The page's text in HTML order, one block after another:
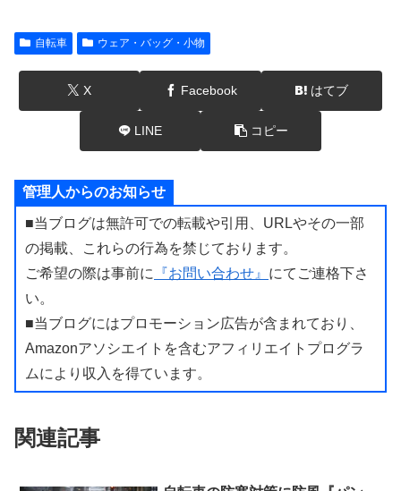
自転車 ウェア・バッグ・小物
X Facebook はてブ
LINE コピー
管理人からのお知らせ
■当ブログは無許可での転載や引用、URLやその一部
の掲載、これらの行為を禁じております。
ご希望の際は事前に
『お問い合わせ』 にてご連格下さ
い。
■当ブログにはプロモーション広告が含まれており、
Amazonアソシエイトを含むアフィリエイトプログラ
ムにより収入を得ています。
関連記事